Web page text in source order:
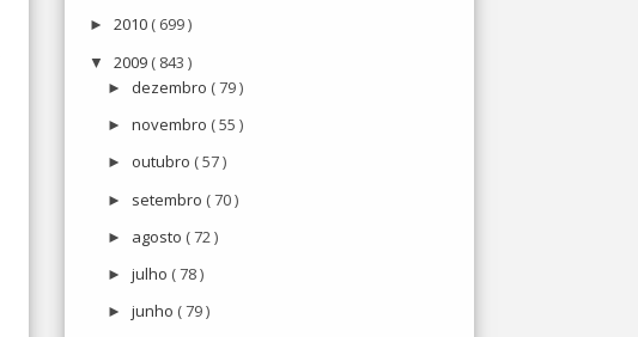
► 2010 ( 699 )
▼ 2009 ( 843 )
► dezembro ( 79 )
►novembro ( 55 )
► outubro ( 57 )
► setembro ( 70 )
► agosto ( 72 )
►julho ( 78 )
►junho ( 79 )